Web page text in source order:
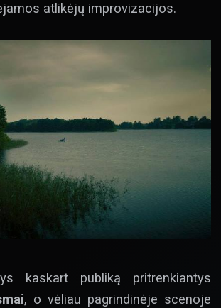
atlikėjų improvizacijos.
kaskart publiką pritrenkiantys
, o vėliau pagrindinėje scenoje